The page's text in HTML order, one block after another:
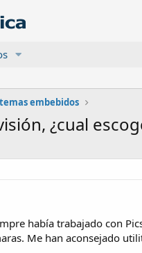
embebidos
¿cual
había trabajado con
Me han aconsejado